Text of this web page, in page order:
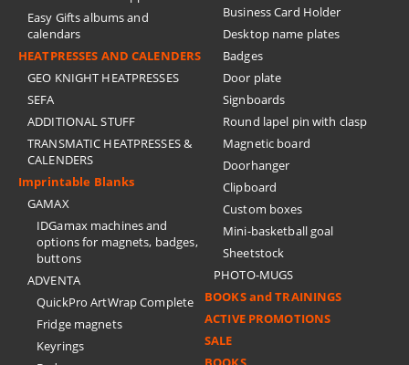
Easy Gifts albums and
calendars
HEATPRESSES AND CALENDERS
GEO KNIGHT HEATPRESSES
SEFA
ADDITIONAL STUFF
TRANSMATIC HEATPRESSES &
CALENDERS
Imprintable Blanks
GAMAX
IDGamax machines and
options for magnets, badges,
buttons
ADVENTA
QuickPro ArtWrap Complete
Fridge magnets
Keyrings
Business Card Holder
Desktop name plates
Badges
Door plate
Signboards
Round lapel pin with clasp
Magnetic board
Doorhanger
Clipboard
Custom boxes
Mini-basketball goal
Sheetstock
PHOTO-MUGS
BOOKS and TRAININGS
ACTIVE PROMOTIONS
SALE